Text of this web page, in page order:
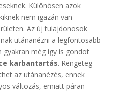
Különösen azok
nem igazán van
Az új tulajdonosok
utánanézni a legfontosabb
gyakran még így is gondot
karbantartás. Rengeteg
az utánanézés, ennek
változás, emiatt páran